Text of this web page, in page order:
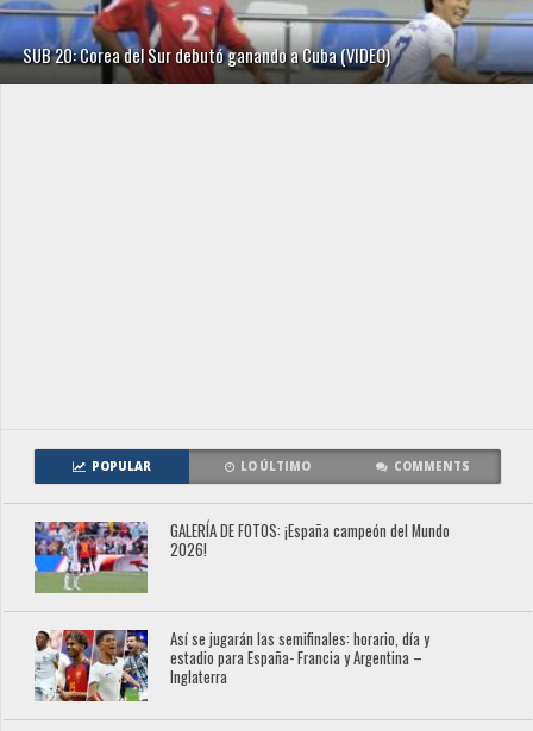
SUB 20: Corea del Sur debutó ganando a Cuba (VIDEO)
POPULAR LO ÚLTIMO COMMENTS
GALERÍA DE FOTOS: ¡España campeón del Mundo
2026!
Así se jugarán las semifinales: horario, día y
estadio para España- Francia y Argentina –
Inglaterra